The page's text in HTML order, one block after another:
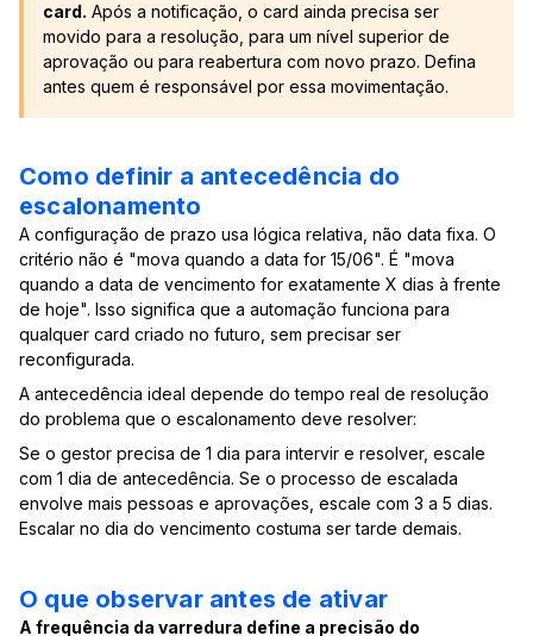
card. Após a notificação, o card ainda precisa ser
movido para a resolução, para um nível superior de
aprovação ou para reabertura com novo prazo. Defina
antes quem é responsável por essa movimentação.
Como definir a antecedência do
escalonamento
A configuração de prazo usa lógica relativa, não data fixa. O
critério não é "mova quando a data for 15/06". É "mova
quando a data de vencimento for exatamente X dias à frente
de hoje". Isso significa que a automação funciona para
qualquer card criado no futuro, sem precisar ser
reconfigurada.
A antecedência ideal depende do tempo real de resolução
do problema que o escalonamento deve resolver:
Se o gestor precisa de 1 dia para intervir e resolver, escale
com 1 dia de antecedência. Se o processo de escalada
envolve mais pessoas e aprovações, escale com 3 a 5 dias.
Escalar no dia do vencimento costuma ser tarde demais.
O que observar antes de ativar
A frequência da varredura define a precisão do